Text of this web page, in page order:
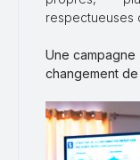
respectueuses
Une
changement